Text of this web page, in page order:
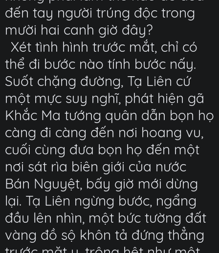
đến tay người trúng độc trong
mười hai canh giờ đây?
Xét tình hình trước mắt, chỉ có
thể đi bước nào tính bước nấy.
Suốt chặng đường, Tạ Liên cứ
một mực suy nghĩ, phát hiện gã
Khắc Ma tướng quân dẫn bọn họ
càng đi càng đến nơi hoang vu,
cuối cùng đưa bọn họ đến một
nơi sát rìa biên giới của nước
Bán Nguyệt, bấy giờ mới dừng
lại. Tạ Liên ngừng bước, ngẩng
đầu lên nhìn, một bức tường đất
vàng đồ sộ khôn tả đứng thẳng